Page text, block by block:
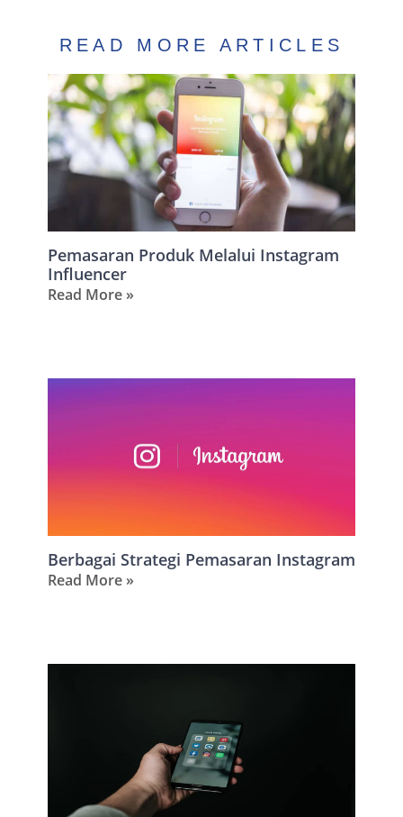
READ MORE ARTICLES
Pemasaran Produk Melalui Instagram
Influencer
Read More »
Berbagai Strategi Pemasaran Instagram
Read More »